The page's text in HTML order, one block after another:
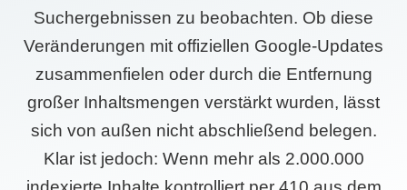
Suchergebnissen zu beobachten. Ob diese
Veränderungen mit offiziellen Google-Updates
zusammenfielen oder durch die Entfernung
großer Inhaltsmengen verstärkt wurden, lässt
sich von außen nicht abschließend belegen.
Klar ist jedoch: Wenn mehr als 2.000.000